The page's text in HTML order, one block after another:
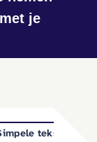
je
tekst